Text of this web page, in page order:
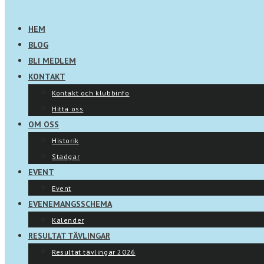
HEM
BLOG
BLI MEDLEM
KONTAKT
Kontakt och klubbinfo
Hitta oss
OM OSS
Historik
Stadgar
EVENT
Event
EVENEMANGSSCHEMA
Kalender
RESULTAT TÄVLINGAR
Resultat tävlingar 2026